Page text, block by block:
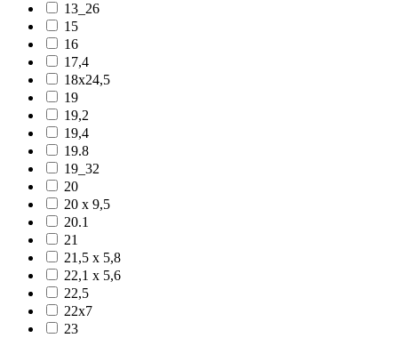
13_26
15
16
17,4
18x24,5
19
19,2
19,4
19.8
19_32
20
20 x 9,5
20.1
21
21,5 x 5,8
22,1 x 5,6
22,5
22x7
23